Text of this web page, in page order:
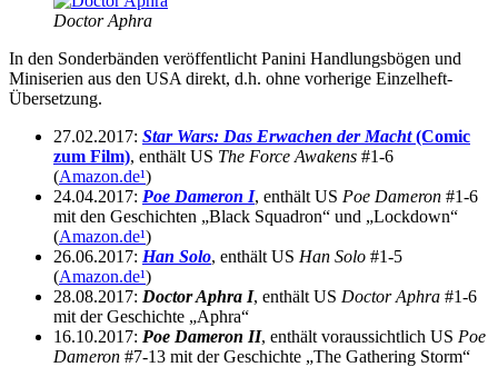
Doctor Aphra
In den Sonderbänden veröffentlicht Panini Handlungsbögen und
Miniserien aus den USA direkt, d.h. ohne vorherige Einzelheft-
Übersetzung.
27.02.2017: Star Wars: Das Erwachen der Macht(Comic
zum Film), enthält US The Force Awakens #1-6
(Amazon.de¹)
24.04.2017: Poe Dameron I, enthält US Poe Dameron #1-6
mit den Geschichten „Black Squadron“ und „Lockdown“
(Amazon.de¹)
26.06.2017: Han Solo, enthält US Han Solo #1-5
(Amazon.de¹)
28.08.2017: Doctor Aphra I, enthält US Doctor Aphra #1-6
mit der Geschichte „Aphra“
16.10.2017: Poe Dameron II, enthält voraussichtlich US Poe
Dameron #7-13 mit der Geschichte „The Gathering Storm“